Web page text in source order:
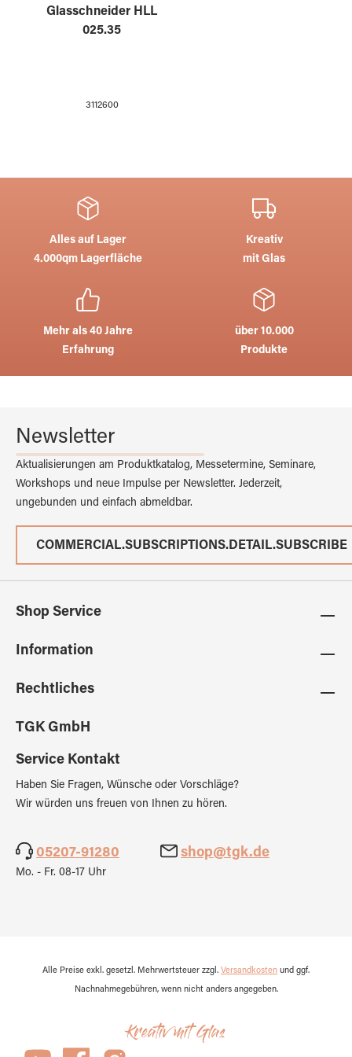
Glasschneider HLL
025.35
3112600
Alles auf Lager
4.000qm Lagerfläche
Kreativ
mit Glas
Mehr als 40 Jahre
Erfahrung
über 10.000
Produkte
Newsletter
Aktualisierungen am Produktkatalog, Messetermine, Seminare,
Workshops und neue Impulse per Newsletter. Jederzeit,
ungebunden und einfach abmeldbar.
COMMERCIAL.SUBSCRIPTIONS.DETAIL.SUBSCRIBE
Shop Service
Information
Rechtliches
TGK GmbH
Service Kontakt
Haben Sie Fragen, Wünsche oder Vorschläge?
Wir würden uns freuen von Ihnen zu hören.
05207-91280 shop@tgk.de
Mo. - Fr. 08-17 Uhr
Alle Preise exkl. gesetzl. Mehrwertsteuer zzgl. Versandkosten und ggf.
Nachnahmegebühren, wenn nicht anders angegeben.
Kreativ mit Glas